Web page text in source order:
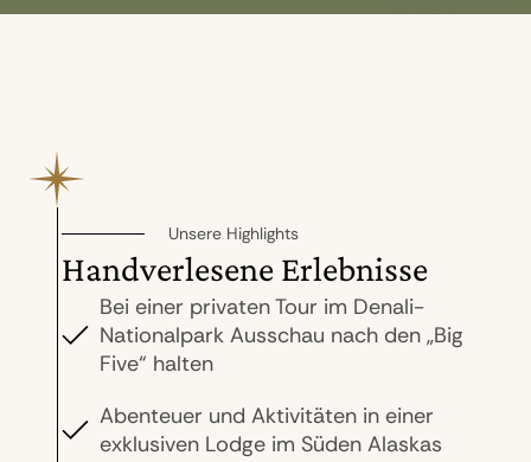
Unsere Highlights
Handverlesene Erlebnisse
Bei einer privaten Tour im Denali-
Nationalpark Ausschau nach den „Big
Five“ halten
Abenteuer und Aktivitäten in einer
exklusiven Lodge im Süden Alaskas